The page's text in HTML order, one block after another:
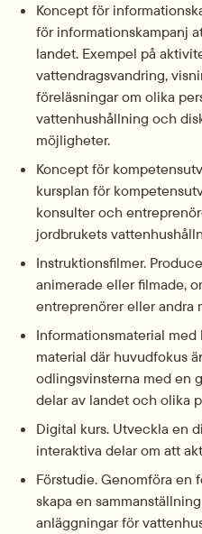
Koncept för
för informations­kampanj
landet. Exempel på
vattendrags­vandring,
föreläsningar om olika
vattenhushållning och
möjligheter.
Koncept för
kursplan för
konsulter och
jordbrukets
Instruktionsfilmer.
animerade eller filmade,
entreprenörer eller andra
Informations­material
material där huvudfokus
odlings­vinsterna med en
delar av landet och olika
Digital kurs. Utveckla en
interaktiva delar om att
Förstudie. Genomföra en
skapa en
anläggningar för